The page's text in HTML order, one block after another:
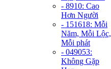
- 8910: Cao
Hơn Người
- 151618: Mỗi
Năm, Mỗi Lộc,
Mỗi phát
- 049053:
Không Gặp